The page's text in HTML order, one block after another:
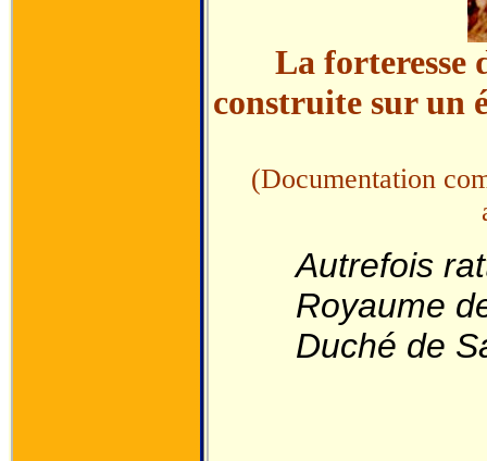
La forteresse
construite sur un
(Documentation
Autrefois
Royaume
Duché de